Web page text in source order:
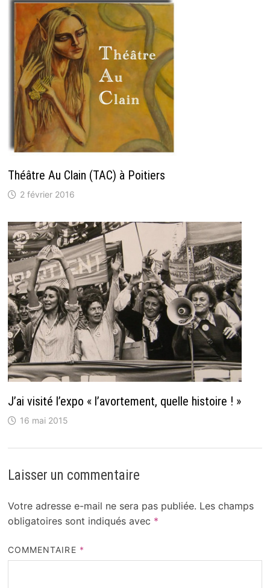
Théâtre Au Clain (TAC) à Poitiers
2 février 2016
J’ai visité l’expo « l’avortement, quelle histoire ! »
16 mai 2015
Laisser un commentaire
Votre adresse e-mail ne sera pas publiée. Les champs
obligatoires sont indiqués avec *
COMMENTAIRE *